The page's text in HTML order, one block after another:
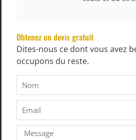
Obtenez un devis gratuit
Dites-nous ce dont vous avez
occupons du reste.